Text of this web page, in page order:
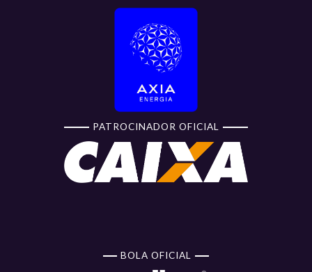
PATROCINADOR OFICIAL
BOLA OFICIAL